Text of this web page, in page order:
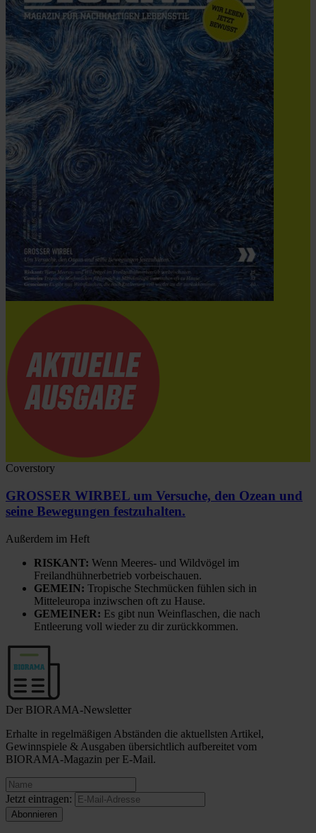
Coverstory
GROSSER WIRBEL um Versuche, den Ozean und
seine Bewegungen festzuhalten.
Außerdem im Heft
RISKANT: Wenn Meeres- und Wildvögel im
Freilandhühnerbetrieb vorbeischauen.
GEMEIN: Tropische Stechmücken fühlen sich in
Mitteleuropa inziwschen oft zu Hause.
GEMEINER: Es gibt nun Weinflaschen, die nach
Entleerung voll wieder zu dir zurückkommen.
Der BIORAMA-Newsletter
Erhalte in regelmäßigen Abständen die aktuellsten Artikel,
Gewinnspiele & Ausgaben übersichtlich aufbereitet vom
BIORAMA-Magazin per E-Mail.
Jetzt eintragen: